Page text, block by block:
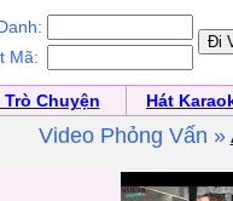
Mã:
Trò Chuyện
Hát
Video Phỏng Vấn »